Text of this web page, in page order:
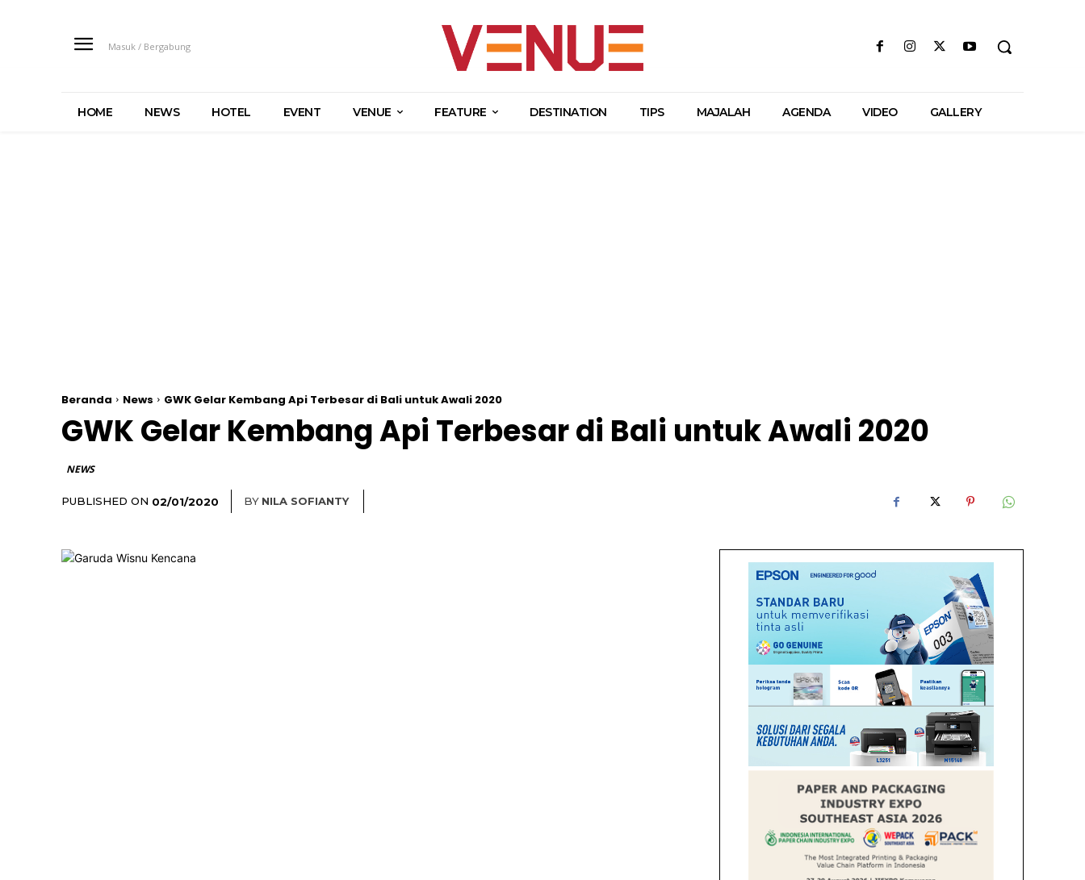
Masuk / Bergabung
HOME NEWS HOTEL EVENT VENUE FEATURE DESTINATION TIPS MAJALAH AGENDA VIDEO GALLERY
Beranda News GWK Gelar Kembang Api Terbesar di Bali untuk Awali 2020
GWK Gelar Kembang Api Terbesar di Bali untuk Awali 2020
NEWS
PUBLISHED ON 02/01/2020 BY NILA SOFIANTY